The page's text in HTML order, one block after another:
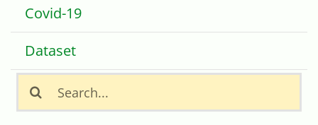
Covid-19
Dataset
Search
for: